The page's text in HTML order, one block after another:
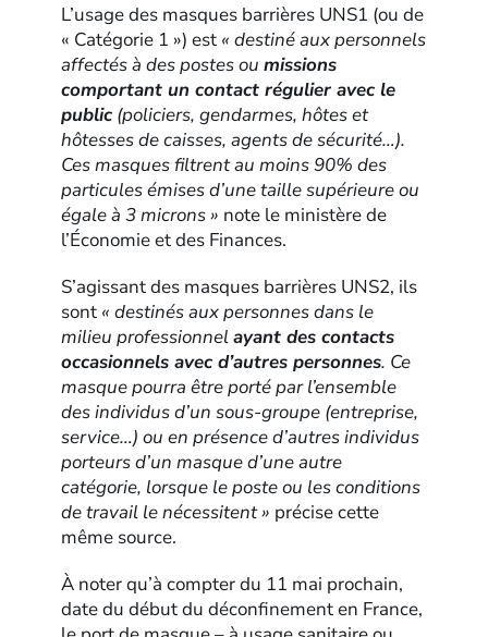
L’usage des masques barrières UNS1 (ou de
« Catégorie 1 ») est « destiné aux personnels
affectés à des postes oumissions
comportant un contact régulier avec le
public (policiers, gendarmes, hôtes et
hôtesses de caisses, agents de sécurité…).
Ces masques filtrent au moins 90% des
particules émises d’une taille supérieure ou
égale à 3 microns » note le ministère de
l’Économie et des Finances.
S’agissant des masques barrières UNS2, ils
sont « destinés aux personnes dans le
milieu professionnelayant des contacts
occasionnels avec d’autres personnes. Ce
masque pourra être porté par l’ensemble
des individus d’un sous-groupe (entreprise,
service…) ou en présence d’autres individus
porteurs d’un masque d’une autre
catégorie, lorsque le poste ou les conditions
de travail le nécessitent » précise cette
même source.
À noter qu’à compter du 11 mai prochain,
date du début du déconfinement en France,